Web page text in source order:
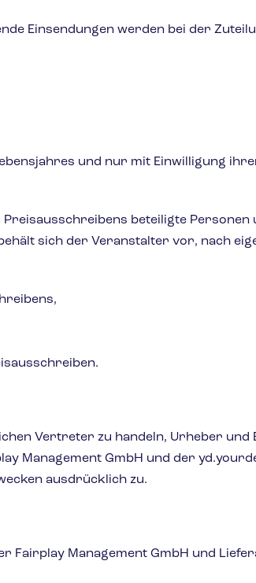
Einsendungen werden bei der
und nur mit Einwilligung
beteiligte
sich der Veranstalter vor, nach
Vertreter zu handeln, Urheber und
Management GmbH und der
ausdrücklich zu.
Fairplay Management GmbH und